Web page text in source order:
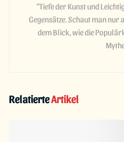
"Tiefe der Kunst und
Gegensätze. Schaut man
dem Blick, wie die
RelatierteArtikel